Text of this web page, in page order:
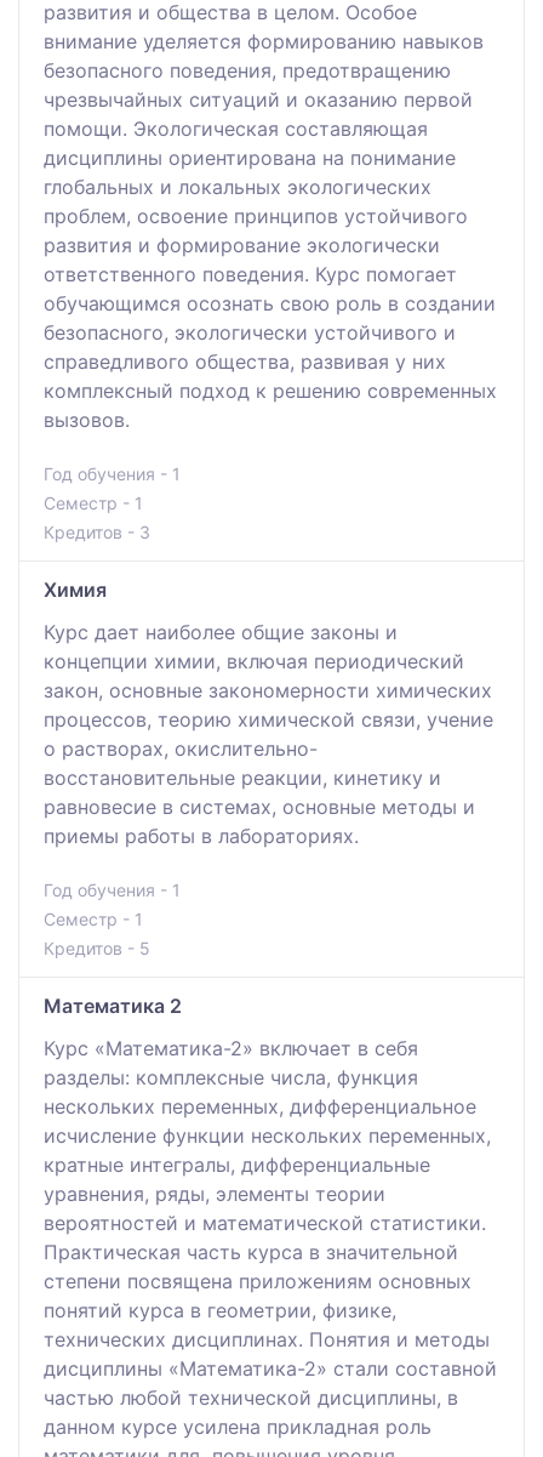
развития и общества в целом. Особое
внимание уделяется формированию навыков
безопасного поведения, предотвращению
чрезвычайных ситуаций и оказанию первой
помощи. Экологическая составляющая
дисциплины ориентирована на понимание
глобальных и локальных экологических
проблем, освоение принципов устойчивого
развития и формирование экологически
ответственного поведения. Курс помогает
обучающимся осознать свою роль в создании
безопасного, экологически устойчивого и
справедливого общества, развивая у них
комплексный подход к решению современных
вызовов.
Год обучения - 1
Семестр - 1
Кредитов - 3
Химия
Курс дает наиболее общие законы и
концепции химии, включая периодический
закон, основные закономерности химических
процессов, теорию химической связи, учение
о растворах, окислительно-
восстановительные реакции, кинетику и
равновесие в системах, основные методы и
приемы работы в лабораториях.
Год обучения - 1
Семестр - 1
Кредитов - 5
Математика 2
Курс «Математика-2» включает в себя
разделы: комплексные числа, функция
нескольких переменных, дифференциальное
исчисление функции нескольких переменных,
кратные интегралы, дифференциальные
уравнения, ряды, элементы теории
вероятностей и математической статистики.
Практическая часть курса в значительной
степени посвящена приложениям основных
понятий курса в геометрии, физике,
технических дисциплинах. Понятия и методы
дисциплины «Математика-2» стали составной
частью любой технической дисциплины, в
данном курсе усилена прикладная роль